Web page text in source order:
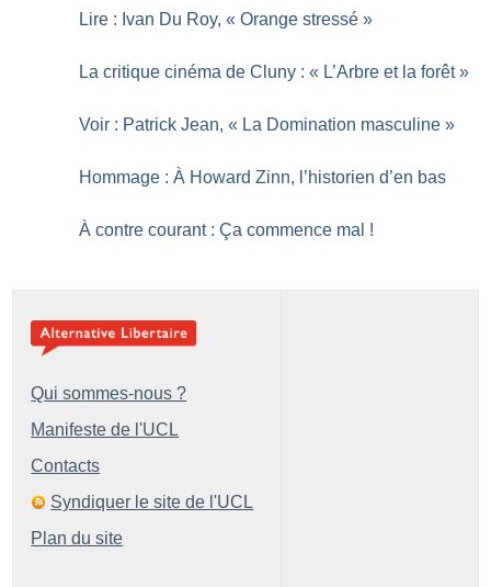
Lire : Ivan Du Roy, « Orange stressé »
La critique cinéma de Cluny : « L’Arbre et la forêt »
Voir : Patrick Jean, « La Domination masculine »
Hommage : À Howard Zinn, l’historien d’en bas
À contre courant : Ça commence mal !
Qui sommes-nous ?
Manifeste de l'UCL
Contacts
Syndiquer le site de l'UCL
Plan du site